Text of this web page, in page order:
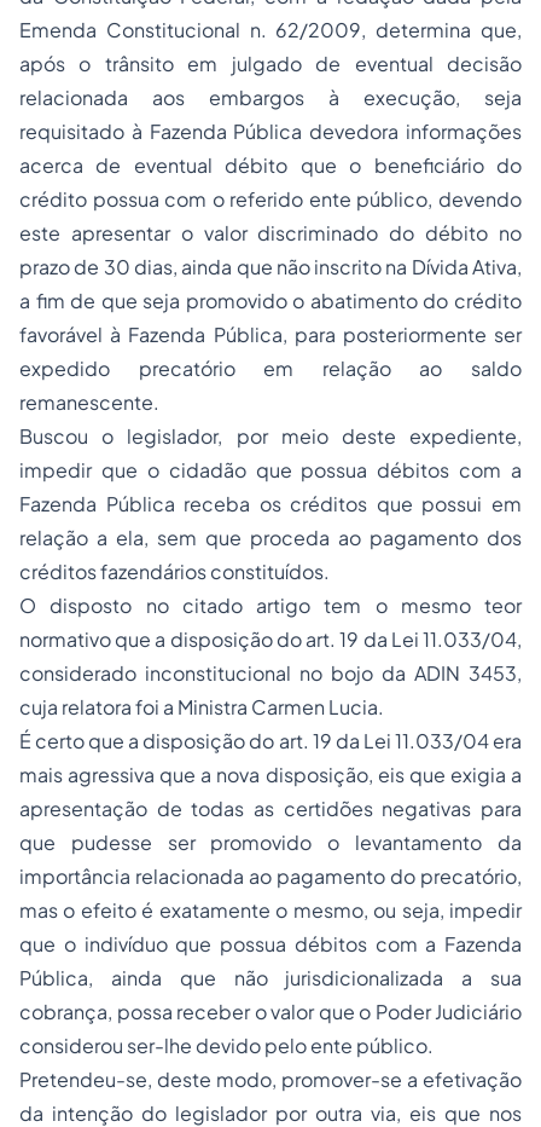
Emenda Constitucional n. 62/2009, determina que,
após o trânsito em julgado de eventual decisão
relacionada aos embargos à execução, seja
requisitado à Fazenda Pública devedora informações
acerca de eventual débito que o beneficiário do
crédito possua com o referido ente público, devendo
este apresentar o valor discriminado do débito no
prazo de 30 dias, ainda que não inscrito na Dívida Ativa,
a fim de que seja promovido o abatimento do crédito
favorável à Fazenda Pública, para posteriormente ser
expedido precatório em relação ao saldo
remanescente.
Buscou o legislador, por meio deste expediente,
impedir que o cidadão que possua débitos com a
Fazenda Pública receba os créditos que possui em
relação a ela, sem que proceda ao pagamento dos
créditos fazendários constituídos.
O disposto no citado artigo tem o mesmo teor
normativo que a disposição do art. 19 da Lei 11.033/04,
considerado inconstitucional no bojo da ADIN 3453,
cuja relatora foi a Ministra Carmen Lucia.
É certo que a disposição do art. 19 da Lei 11.033/04 era
mais agressiva que a nova disposição, eis que exigia a
apresentação de todas as certidões negativas para
que pudesse ser promovido o levantamento da
importância relacionada ao pagamento do precatório,
mas o efeito é exatamente o mesmo, ou seja, impedir
que o indivíduo que possua débitos com a Fazenda
Pública, ainda que não jurisdicionalizada a sua
cobrança, possa receber o valor que o Poder Judiciário
considerou ser-lhe devido pelo ente público.
Pretendeu-se, deste modo, promover-se a efetivação
da intenção do legislador por outra via, eis que nos